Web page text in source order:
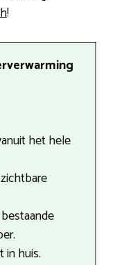
!
het hele
in huis.